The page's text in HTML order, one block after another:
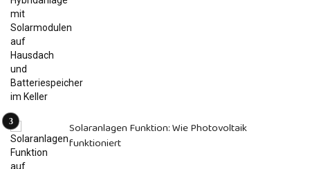
Solaranlagen Funktion: Wie Photovoltaik
funktioniert